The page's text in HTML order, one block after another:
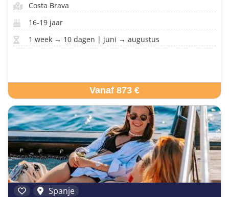
Costa Brava
16-19 jaar
1 week → 10 dagen | juni → augustus
Vanaf 873 €
Spanje